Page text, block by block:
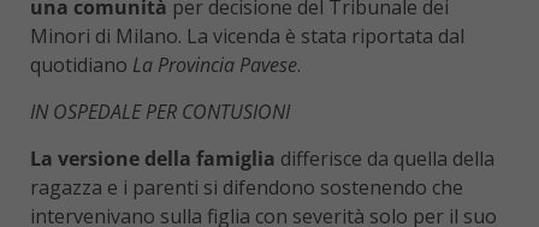
una comunità per decisione del Tribunale dei
Minori di Milano. La vicenda è stata riportata dal
quotidiano La Provincia Pavese.
IN OSPEDALE PER CONTUSIONI
La versione della famiglia differisce da quella della
ragazza e i parenti si difendono sostenendo che
intervenivano sulla figlia con severità solo per il suo